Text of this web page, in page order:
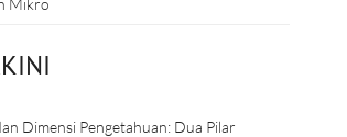
Mikro
Dimensi Pengetahuan: Dua Pilar